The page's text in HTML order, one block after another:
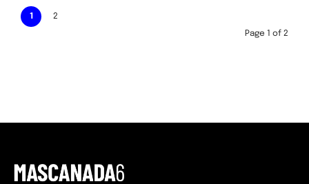
1 2
Page 1 of 2